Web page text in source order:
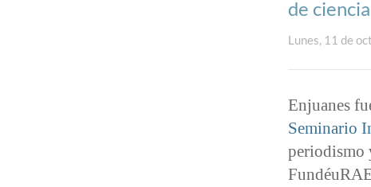
de
Lunes, 11 de
Enjuanes
Seminario
periodismo